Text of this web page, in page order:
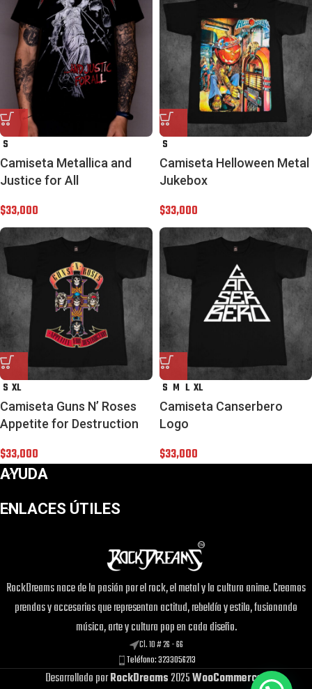
S
Camiseta Metallica and
Justice for All
$33,000
S
Camiseta Helloween Metal
Jukebox
$33,000
S XL
Camiseta Guns N’ Roses
Appetite for Destruction
$33,000
S M L XL
Camiseta Canserbero
Logo
$33,000
AYUDA
ENLACES ÚTILES
RockDreams nace de la pasión por el rock, el metal y la cultura anime. Creamos
prendas y accesorios que representan actitud, rebeldía y estilo, fusionando
música, arte y cultura pop en cada diseño.
Cl. 10 # 26 - 66
Teléfono: 3233056213
Desarrollado porRockDreams2025WooCommerce.